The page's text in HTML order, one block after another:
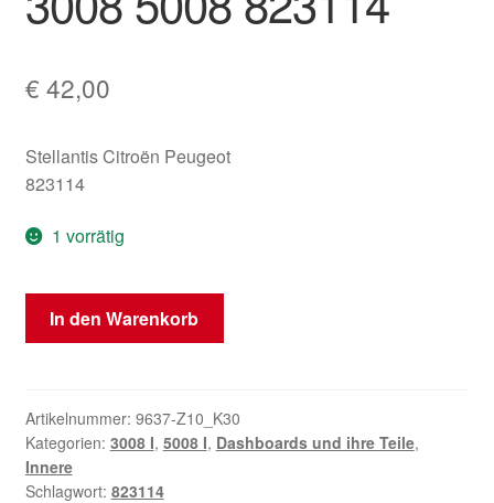
€ 42,00
Stellantis Citroën Peugeot
823114
1 vorrätig
Mittelkonsole
Peugeot
823114
Menge
In den Warenkorb
Artikelnummer: 9637-Z10_K30
Kategorien: 3008 I, 5008 I, Dashboards und ihre Teile,
Innere
Schlagwort: 823114